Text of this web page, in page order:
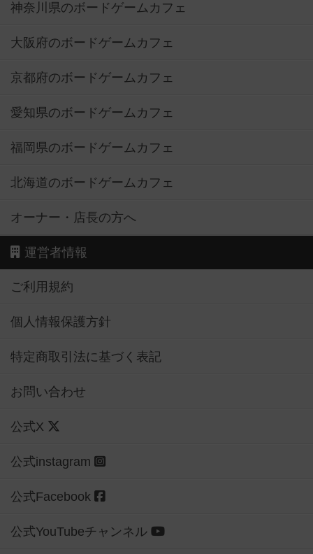
神奈川県のボードゲームカフェ
大阪府のボードゲームカフェ
京都府のボードゲームカフェ
愛知県のボードゲームカフェ
福岡県のボードゲームカフェ
北海道のボードゲームカフェ
オーナー・店長の方へ
運営者情報
ご利用規約
個人情報保護方針
特定商取引法に基づく表記
お問い合わせ
公式X
公式instagram
公式Facebook
公式YouTubeチャンネル